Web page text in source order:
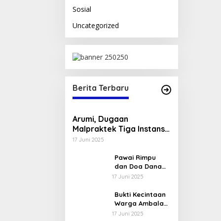
Sosial
Uncategorized
Berita Terbaru
Arumi, Dugaan
Malpraktek Tiga Instansi
Kesehatan di Bima,
Pencangko Kulit (Skin
Graft) di RSUD Provinsi
17 Juni 2025
Pawai Rimpu
dan Doa Dana
Serentak Awali
Jadi Bima 2025
17 Juni 2025
Bukti Kecintaan
Warga Ambalawi
Atas Program
17 Juni 2025